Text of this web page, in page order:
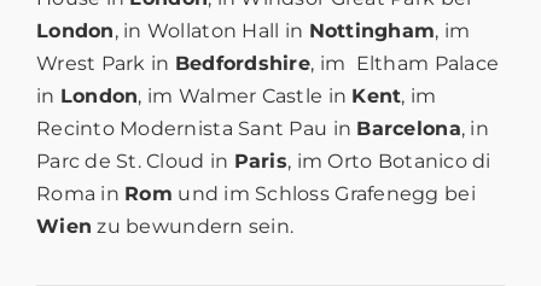
London, in Wollaton Hall in Nottingham, im
Wrest Park in Bedfordshire, im Eltham Palace
in London, im Walmer Castle in Kent, im
Recinto Modernista Sant Pau in Barcelona, in
Parc de St. Cloud in Paris, im Orto Botanico di
Roma in Rom und im Schloss Grafenegg bei
Wien zu bewundern sein.